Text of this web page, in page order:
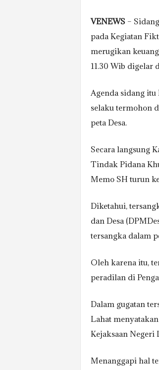
VENEWS–
pada Kegiatan
merugikan
11.30 Wib digelar
Agenda sidang itu
selaku termohon
peta Desa.
Secara langsung
Tindak Pidana
Memo SH turun
Diketahui,
dan Desa
tersangka dalam
Oleh karena itu,
peradilan di
Dalam gugatan
Lahat
Kejaksaan Negeri
Menanggapi hal